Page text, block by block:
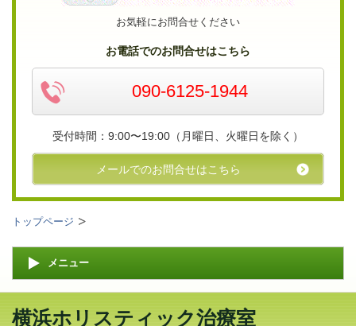
お気軽にお問合せください
お電話でのお問合せはこちら
090-6125-1944
受付時間：9:00〜19:00（月曜日、火曜日を除く）
メールでのお問合せはこちら
トップページ
メニュー
横浜ホリスティック治療室